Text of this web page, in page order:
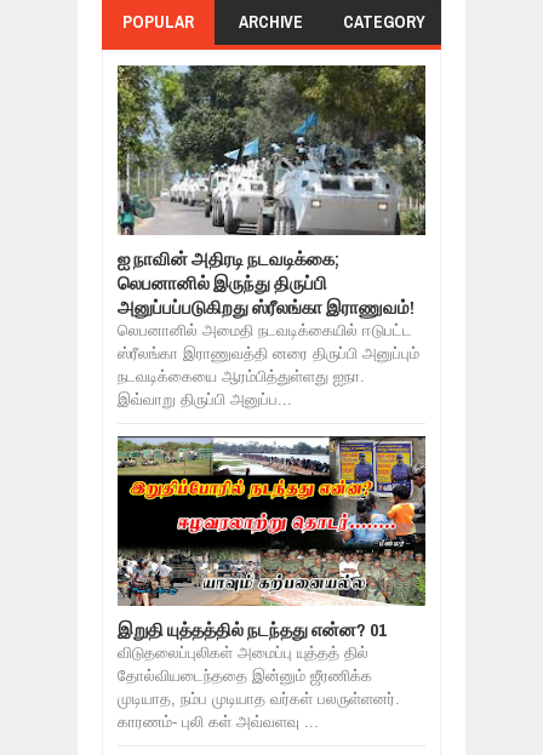
POPULAR ARCHIVE CATEGORY
ஐ நாவின் அதிரடி நடவடிக்கை;
லெபனானில் இருந்து திருப்பி
அனுப்பப்படுகிறது ஸ்ரீலங்கா இராணுவம்!
லெபனானில் அமைதி நடவடிக்கையில் ஈடுபட்ட
ஸ்ரீலங்கா இராணுவத்தி னரை திருப்பி அனுப்பும்
நடவடிக்கையை ஆரம்பித்துள்ளது ஐநா.
இவ்வாறு திருப்பி அனுப்ப...
இறுதி யுத்தத்தில் நடந்தது என்ன? 01
விடுதலைப்புலிகள் அமைப்பு யுத்தத் தில்
தோல்வியடைந்ததை இன்னும் ஜீரணிக்க
முடியாத, நம்ப முடியாத வர்கள் பலருள்ளனர்.
காரணம்- புலி கள் அவ்வளவு ...